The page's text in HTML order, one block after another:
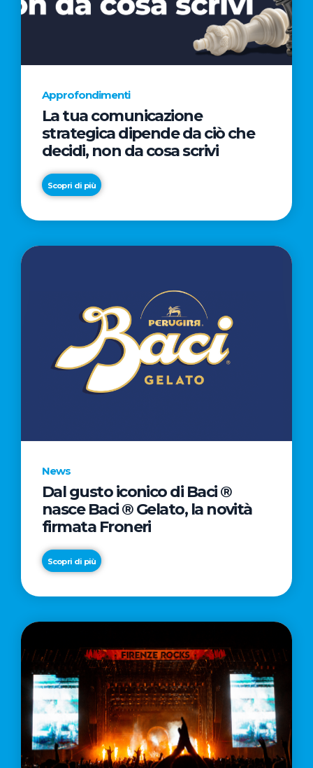
AL
CINEMA
NELLA
CAMPAGNA
REGISTA
PREMIO
OSCAR®
Approfondimenti
La tua comunicazione
strategica dipende da ciò che
decidi, non da cosa scrivi
Scopri di più
News
Dal gusto iconico di Baci ®
nasce Baci ® Gelato, la novità
firmata Froneri
Scopri di più